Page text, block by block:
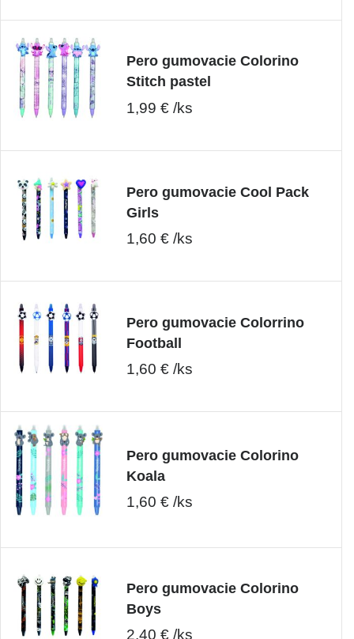
Pero gumovacie Colorino
Stitch pastel
1,99 € /ks
Pero gumovacie Cool Pack
Girls
1,60 € /ks
Pero gumovacie Colorrino
Football
1,60 € /ks
Pero gumovacie Colorino
Koala
1,60 € /ks
Pero gumovacie Colorino
Boys
2,40 € /ks